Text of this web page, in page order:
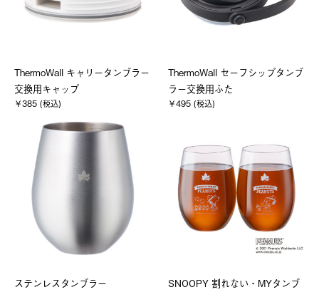
ThermoWall キャリータンブラー
交換用キャップ
￥385 (税込)
ThermoWall セーフシップタンブ
ラー交換用ふた
￥495 (税込)
ステンレスタンブラー
SNOOPY 割れない・MYタンブ